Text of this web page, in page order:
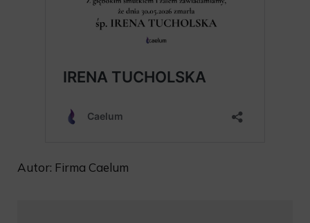
Autor: Firma Caelum